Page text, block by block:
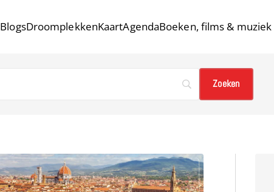
BlogsDroomplekkenKaartAgendaBoeken, films & muziek